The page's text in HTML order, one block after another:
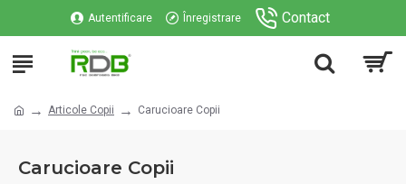
Autentificare Înregistrare Contact
Articole Copii Carucioare Copii
Carucioare Copii